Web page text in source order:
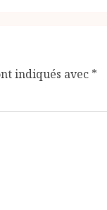
indiqués avec *